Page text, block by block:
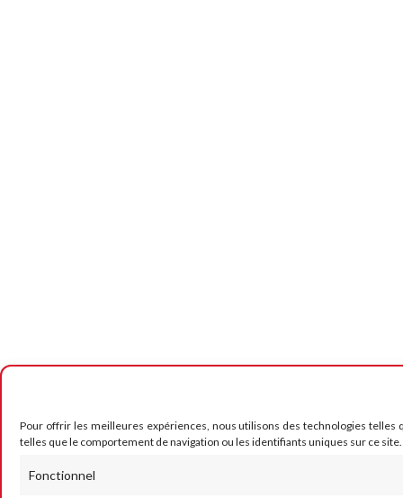
Pour offrir les meilleures expériences, nous utilisons des technologies
telles que le comportement de navigation ou les identifiants uniques sur ce
Fonctionnel